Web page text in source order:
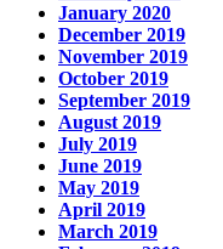
January 2020
December 2019
November 2019
October 2019
September 2019
August 2019
July 2019
June 2019
May 2019
April 2019
March 2019